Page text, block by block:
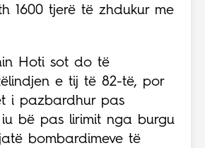
1600 tjerë të zhdukur me
Hoti sot do të
e tij të 82-të, por
i pazbardhur pas
bë pas lirimit nga burgu
bombardimeve të